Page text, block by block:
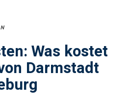
Was kostet
Darmstadt